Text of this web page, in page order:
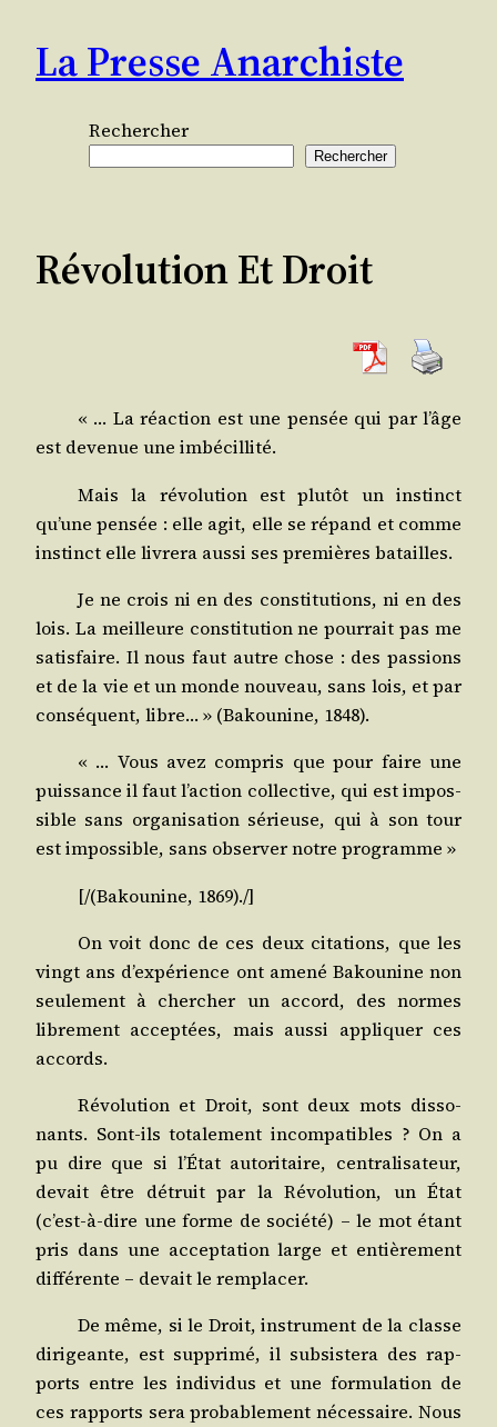
contenu
La Presse Anarchiste
Rechercher
Rechercher
Révolution Et Droit
« … La réac­tion est une pen­sée qui par l’âge
est deve­nue une imbécillité.
Mais la révo­lu­tion est plu­tôt un ins­tinct
qu’une pen­sée : elle agit, elle se répand et comme
ins­tinct elle livre­ra aus­si ses pre­mières batailles.
Je ne crois ni en des consti­tu­tions, ni en des
lois. La meilleure consti­tu­tion ne pour­rait pas me
satis­faire. Il nous faut autre chose : des pas­sions
et de la vie et un monde nou­veau, sans lois, et par
consé­quent, libre… » (Bakou­nine, 1848).
« … Vous avez com­pris que pour faire une
puis­sance il faut l’action col­lec­tive, qui est impos­
sible sans orga­ni­sa­tion sérieuse, qui à son tour
est impos­sible, sans obser­ver notre programme »
[/(Bakounine, 1869)./]
On voit donc de ces deux cita­tions, que les
vingt ans d’expérience ont ame­né Bakou­nine non
seule­ment à cher­cher un accord, des normes
libre­ment accep­tées, mais aus­si appli­quer ces
accords.
Révo­lu­tion et Droit, sont deux mots dis­so­
nants. Sont-ils tota­le­ment incom­pa­tibles ? On a
pu dire que si l’État auto­ri­taire, cen­tra­li­sa­teur,
devait être détruit par la Révo­lu­tion, un État
(c’est-à-dire une forme de socié­té) – le mot étant
pris dans une accep­ta­tion large et entiè­re­ment
dif­fé­rente – devait le remplacer.
De même, si le Droit, ins­tru­ment de la classe
diri­geante, est sup­pri­mé, il sub­sis­te­ra des rap­
ports entre les indi­vi­dus et une for­mu­la­tion de
ces rap­ports sera pro­ba­ble­ment néces­saire. Nous